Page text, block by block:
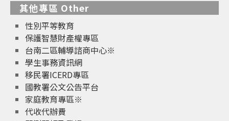
其他專區 Other
性別平等教育
保護智慧財產權專區
台南二區輔導諮商中心※
學生事務資訊網
移民署ICERD專區
國教署公文公告平台
家庭教育專區※
代收代辦費